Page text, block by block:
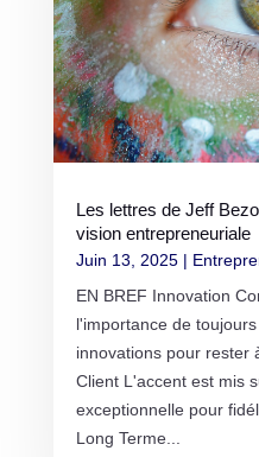
Les lettres de Jeff
vision entrepreneuriale
Juin 13, 2025|
EN BREF Innovation
l'importance de
innovations pour rester
Client L'accent est mis
exceptionnelle pour
Long Terme...